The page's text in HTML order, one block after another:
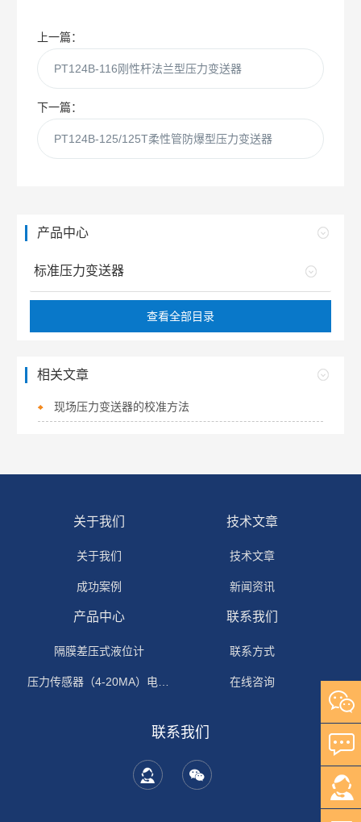
上一篇：
PT124B-116刚性杆法兰型压力变送器
下一篇：
PT124B-125/125T柔性管防爆型压力变送器
产品中心
标准压力变送器
查看全部目录
相关文章
现场压力变送器的校准方法
关于我们
关于我们
成功案例
技术文章
技术文章
新闻资讯
产品中心
隔膜差压式液位计
压力传感器（4-20MA）电流输出
联系我们
联系方式
在线咨询
联系我们